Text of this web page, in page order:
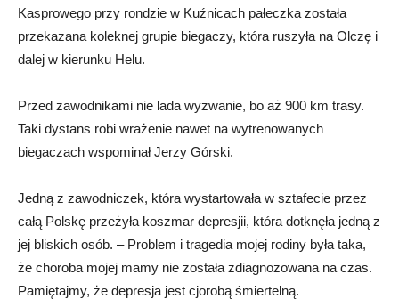
Kasprowego przy rondzie w Kuźnicach pałeczka została
przekazana koleknej grupie biegaczy, która ruszyła na Olczę i
dalej w kierunku Helu.
Przed zawodnikami nie lada wyzwanie, bo aż 900 km trasy.
Taki dystans robi wrażenie nawet na wytrenowanych
biegaczach wspominał Jerzy Górski.
Jedną z zawodniczek, która wystartowała w sztafecie przez
całą Polskę przeżyła koszmar depresjii, która dotknęła jedną z
jej bliskich osób. – Problem i tragedia mojej rodiny była taka,
że choroba mojej mamy nie została zdiagnozowana na czas.
Pamiętajmy, że depresja jest cjorobą śmiertelną.